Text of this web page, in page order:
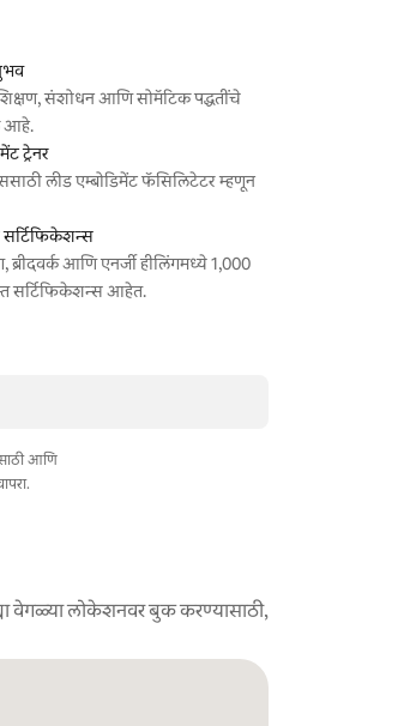
संशोधन आणि सोमॅटिक पद्धतींचे
आहे.
ट्रेनर
लीड एम्बोडिमेंट फॅसिलिटेटर म्हणून
ब्रीदवर्क आणि एनर्जी हीलिंगमध्ये 1,000
सर्टिफिकेशन्स आहेत.
आणि
वेगळ्या लोकेशनवर बुक करण्यासाठी,